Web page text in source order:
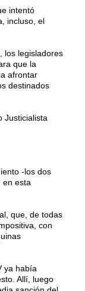
intentó
incluso, el
los legisladores
que la
afrontar
destinados
Justicialista
-los dos
en esta
que, de todas
con
ya había
Allí, luego